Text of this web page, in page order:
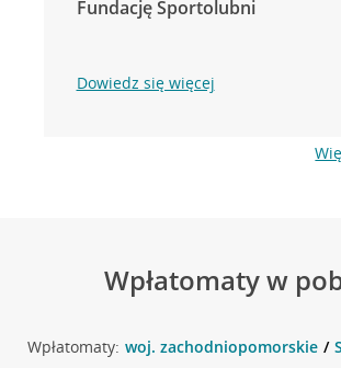
Fundację Sportolubni
Dowiedz się więcej
Wpłatomaty w
Wpłatomaty: woj. zachodniopomorskie